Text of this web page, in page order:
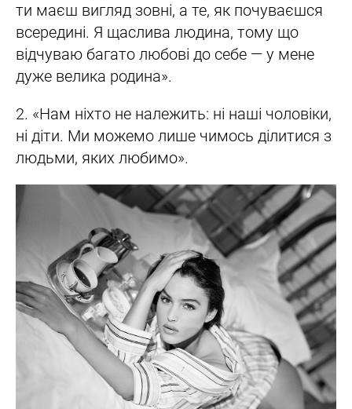
ти маєш вигляд зовні, а те, як почуваєшся
всередині. Я щаслива людина, тому що
відчуваю багато любові до себе — у мене
дуже велика родина».
2. «Нам ніхто не належить: ні наші чоловіки,
ні діти. Ми можемо лише чимось ділитися з
людьми, яких любимо».